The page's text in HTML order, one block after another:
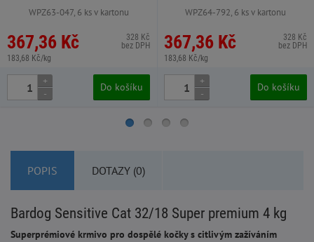
WPZ63-047, 6 ks v kartonu
367,36 Kč
183,68 Kč/kg
328 Kč
bez DPH
+
-
Do košíku
WPZ64-792, 6 ks v kartonu
367,36 Kč
183,68 Kč/kg
328 Kč
bez DPH
+
-
Do košíku
POPIS DOTAZY (0)
Bardog Sensitive Cat 32/18 Super premium 4 kg
Superprémiové krmivo pro dospělé kočky s citlivým zažíváním